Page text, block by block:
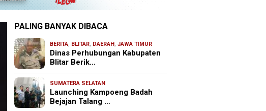
PALING BANYAK DIBACA
BERITA, BLITAR, DAERAH ,JAWA TIMUR
Dinas Perhubungan Kabupaten
Blitar Berik…
SUMATERA SELATAN
Launching Kampoeng Badah
Bejajan Talang …